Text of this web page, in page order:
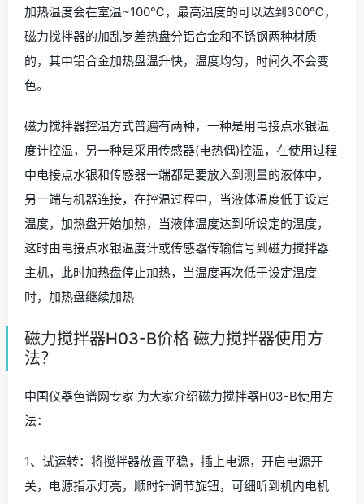
加热温度会在室温~100℃，最高温度的可以达到300℃，
磁力搅拌器的加乱岁差热盘分铝合金和不锈钢两种材质
的，其中铝合金加热盘温升快，温度均匀，时间久不会变
色。
磁力搅拌器控温方式普遍有两种，一种是用电接点水银温
度计控温，另一种是采用传感器(电热偶)控温，在使用过程
中电接点水银和传感器一端都是要放入到测量的液体中，
另一端与机器连接，在控温过程中，当液体温度低于设定
温度，加热盘开始加热，当液体温度达到所设定的温度，
这时由电接点水银温度计或传感器传输信号到磁力搅拌器
主机，此时加热盘停止加热，当温度再次低于设定温度
时，加热盘继续加热
磁力搅拌器H03-B价格 磁力搅拌器使用方
法？
中国仪器色谱网专家 为大家介绍磁力搅拌器H03-B使用方
法：
1、试运转：将搅拌器放置平稳，插上电源，开启电源开
关，电源指示灯亮，顺时针调节旋钮，可细听到机内电机